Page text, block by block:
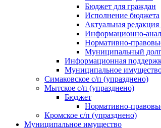
Бюджет для граждан
Исполнение бюджета
Актуальная
Информационно-
Нормативно-
Муниципальный
Информационная
Муниципальное
Симаковское с/п (упразднено)
Мытское с/п (упразднено)
Бюджет
Нормативно-
Кромское с/п (упразднено)
Муниципальное имущество